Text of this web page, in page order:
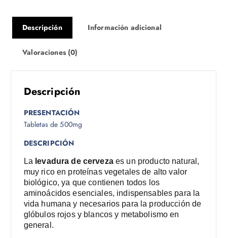
Descripción Información adicional
Valoraciones (0)
Descripción
PRESENTACIÓN
Tabletas de 500mg
DESCRIPCIÓN
La levadura de cervezaes un producto natural,
muy rico en proteínas vegetales de alto valor
biológico, ya que contienen todos los
aminoácidos esenciales, indispensables para la
vida humana y necesarios para la producción de
glóbulos rojos y blancos y metabolismo en
general.